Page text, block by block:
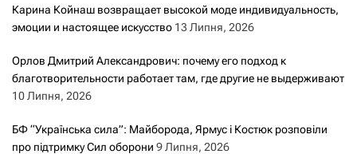
Карина Койнаш возвращает высокой моде индивидуальность,
эмоции и настоящее искусство 13 Липня, 2026
Орлов Дмитрий Александрович: почему его подход к
благотворительности работает там, где другие не выдерживают
10 Липня, 2026
БФ “Українська сила”: Майборода, Ярмус і Костюк розповіли
про підтримку Сил оборони 9 Липня, 2026